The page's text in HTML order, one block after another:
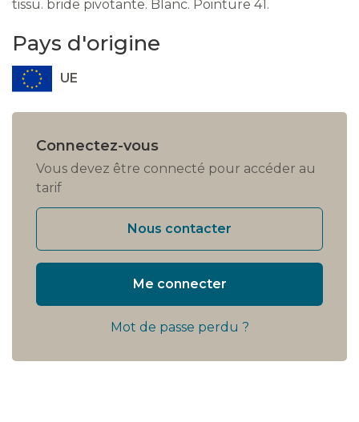
tissu. bride pivotante. Blanc. Pointure 41.
Pays d'origine
UE
Connectez-vous
Vous devez être connecté pour accéder au
tarif
Nous contacter
Me connecter
Mot de passe perdu ?